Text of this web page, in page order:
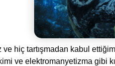
hiç tartışmadan kabul
ve elektromanyetizma gibi